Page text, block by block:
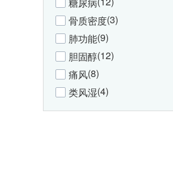
骨质密度(3)
肺功能(9)
胆固醇(12)
痛风(8)
类风湿(4)